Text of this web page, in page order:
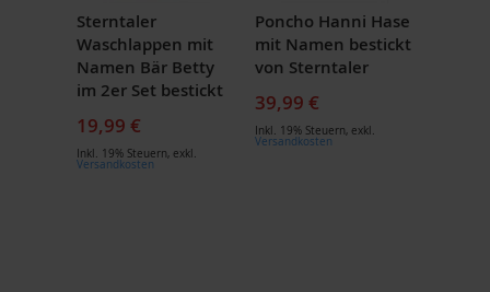
Sterntaler
Waschlappen mit
Namen Bär Betty
im 2er Set bestickt
19,99 €
Inkl. 19% Steuern, exkl.
Versandkosten
Poncho Hanni Hase
mit Namen bestickt
von Sterntaler
39,99 €
Inkl. 19% Steuern, exkl.
Versandkosten